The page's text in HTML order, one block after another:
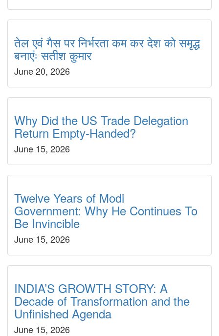
तेल एवं गैस पर निर्भरता कम कर देश को समृद्ध
बनाएंः सतीश कुमार
June 20, 2026
Why Did the US Trade Delegation
Return Empty-Handed?
June 15, 2026
Twelve Years of Modi
Government: Why He Continues To
Be Invincible
June 15, 2026
INDIA’S GROWTH STORY: A
Decade of Transformation and the
Unfinished Agenda
June 15, 2026